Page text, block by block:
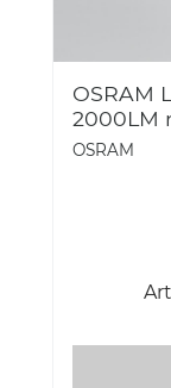
OSRAM
2000LM
OSRAM